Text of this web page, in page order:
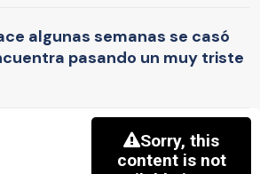
algunas semanas se casó
pasando un muy triste